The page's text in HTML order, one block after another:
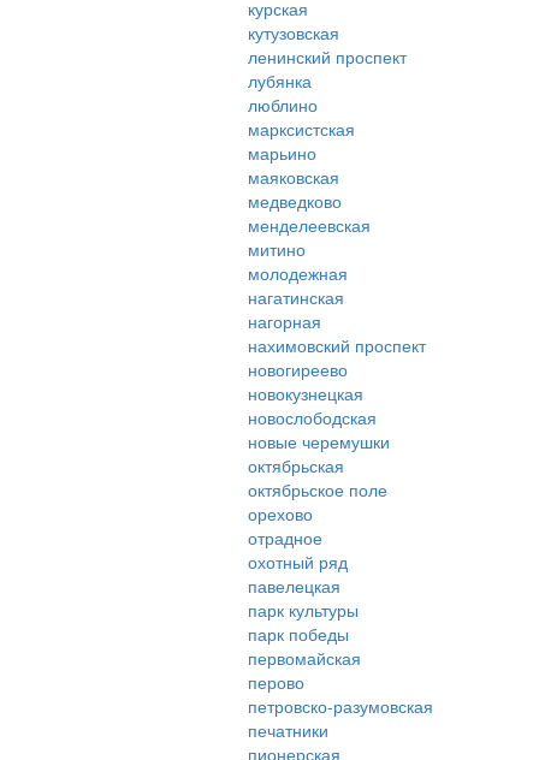
курская
кутузовская
ленинский проспект
лубянка
люблино
марксистская
марьино
маяковская
медведково
менделеевская
митино
молодежная
нагатинская
нагорная
нахимовский проспект
новогиреево
новокузнецкая
новослободская
новые черемушки
октябрьская
октябрьское поле
орехово
отрадное
охотный ряд
павелецкая
парк культуры
парк победы
первомайская
перово
петровско-разумовская
печатники
пионерская